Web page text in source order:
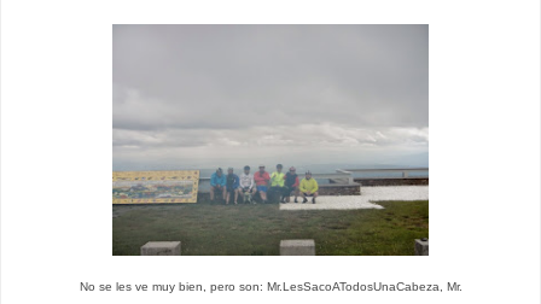
No se les ve muy bien, pero son: Mr.LesSacoATodosUnaCabeza, Mr.